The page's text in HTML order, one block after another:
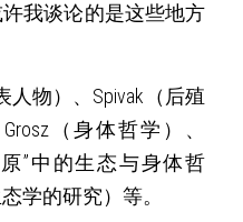
我谈论的是这些地方
人物）、Spivak（后殖
（身体哲学）、
原”中的生态与身体哲
学的研究）等。